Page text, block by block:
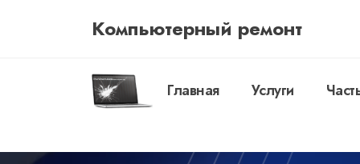
Компьютерный ремонт
Главная Услуги